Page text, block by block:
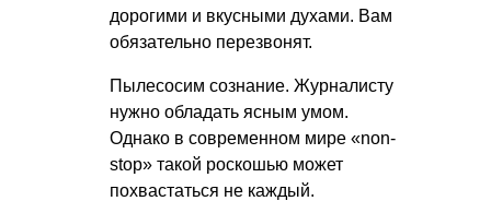
дорогими и вкусными духами. Вам
обязательно перезвонят.
Пылесосим сознание. Журналисту
нужно обладать ясным умом.
Однако в современном мире «non-
stop» такой роскошью может
похвастаться не каждый.